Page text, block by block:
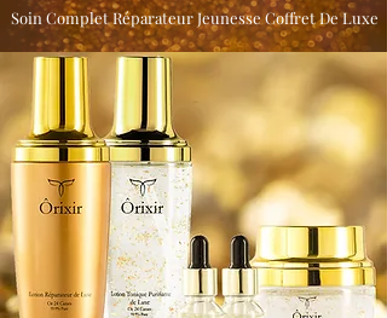
Soin Complet Réparateur Jeunesse Coffret De Luxe